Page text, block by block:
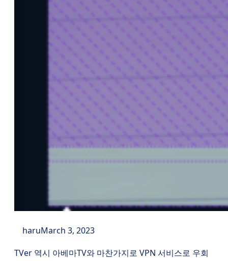
haruMarch 3, 2023
TVer 역시 아베마TV와 마찬가지로 VPN 서비스로 우회